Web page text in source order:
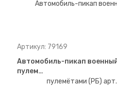
Артикул: 79169
Автомобиль-пикап
пулем…